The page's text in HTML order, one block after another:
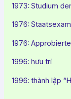
1973: Studium
1976:
1976:
1996: hưu trí
1996: thành lập